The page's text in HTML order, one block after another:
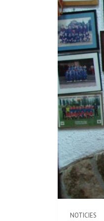
NOTICIES